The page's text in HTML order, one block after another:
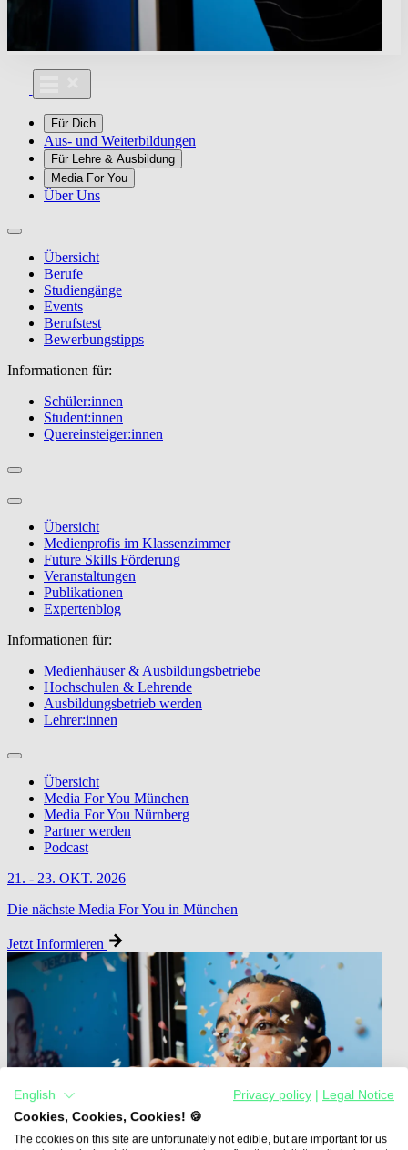
Für Dich
Aus- und Weiterbildungen
Für Lehre & Ausbildung
Media For You
Über Uns
Übersicht
Berufe
Studiengänge
Events
Berufstest
Bewerbungstipps
Informationen für:
Schüler:innen
Student:innen
Quereinsteiger:innen
Übersicht
Medienprofis im Klassenzimmer
Future Skills Förderung
Veranstaltungen
Publikationen
Expertenblog
Informationen für:
Medienhäuser & Ausbildungsbetriebe
Hochschulen & Lehrende
Ausbildungsbetrieb werden
Lehrer:innen
Übersicht
Media For You München
Media For You Nürnberg
Partner werden
Podcast
21. - 23. OKT. 2026
Die nächste Media For You in München
Jetzt Informieren
English Privacy policy
Legal Notice
Cookies, Cookies, Cookies! 🍪
The cookies on this site are unfortunately not edible, but are important for us